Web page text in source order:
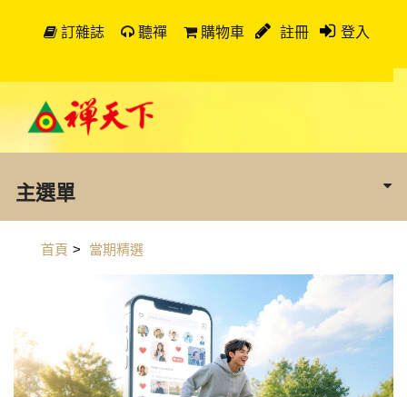
訂雜誌 聽禪 購物車 註冊 登入
主選單
首頁 > 當期精選